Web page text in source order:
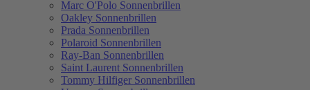
Marc O'Polo Sonnenbrillen
Oakley Sonnenbrillen
Prada Sonnenbrillen
Polaroid Sonnenbrillen
Ray-Ban Sonnenbrillen
Saint Laurent Sonnenbrillen
Tommy Hilfiger Sonnenbrillen